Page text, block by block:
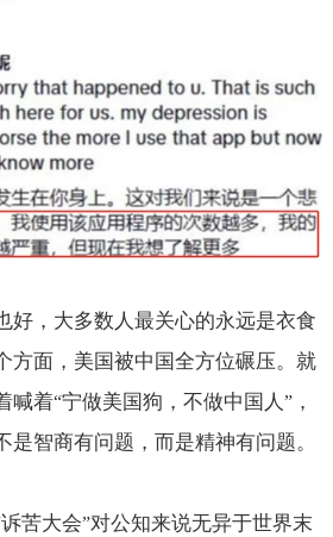
好，大多数人最关心的永远是衣食
方面，美国被中国全方位碾压。就
喊着“宁做美国狗，不做中国人”，
是智商有问题，而是精神有问题。
诉苦大会”对公知来说无异于世界末